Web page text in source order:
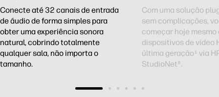
Conecte até 32 canais de entrada
de áudio de forma simples para
obter uma experiência sonora
natural, cobrindo totalmente
qualquer sala, não importa o
tamanho.
Com uma solução
sem complicações,
começar hoje mesmo
dispositivos de vídeo
última geração 1 via
StudioNet 5 .